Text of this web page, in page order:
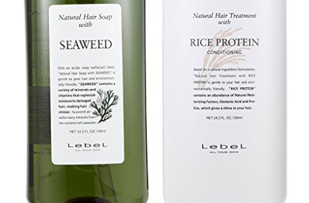
AI活用のいまが分かる
企業ITのトレンドを詳説
経営リーダーのコミュニティ
マーケ×ITの今がよく分かる
ITエンジニア向け専門サイト
企業向けIT製品の総合サイト
IT製品の技術・比較・事例